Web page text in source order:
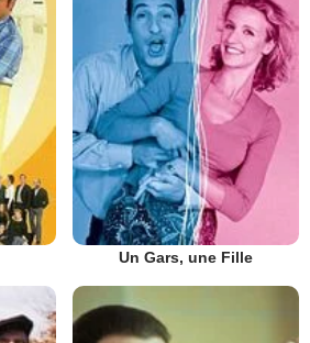
Un Gars, une Fille